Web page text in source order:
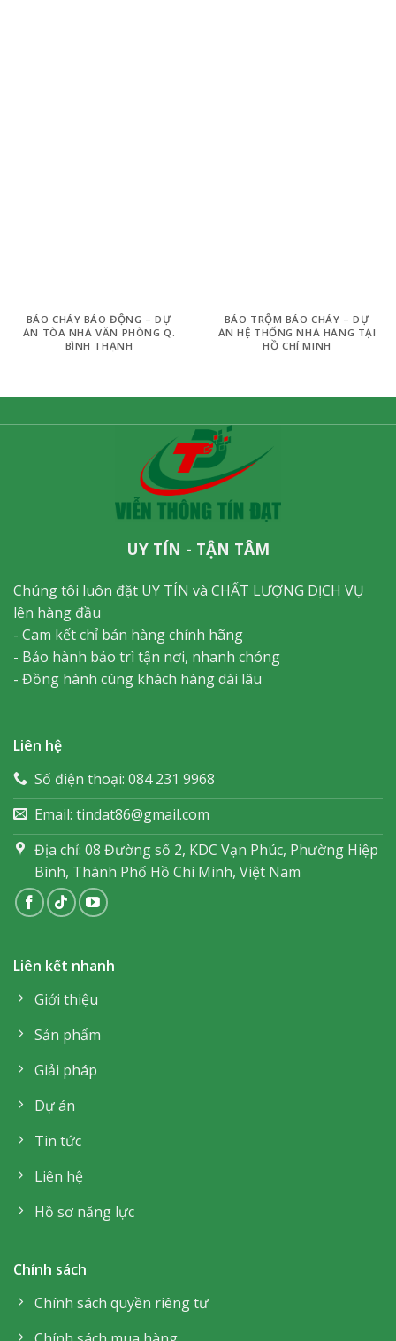
BÁO CHÁY BÁO ĐỘNG – DỰ
ÁN TÒA NHÀ VĂN PHÒNG Q.
BÌNH THẠNH
BÁO TRỘM BÁO CHÁY – DỰ
ÁN HỆ THỐNG NHÀ HÀNG TẠI
HỒ CHÍ MINH
UY TÍN - TẬN TÂM
Chúng tôi luôn đặt UY TÍN và CHẤT LƯỢNG DỊCH VỤ
lên hàng đầu
- Cam kết chỉ bán hàng chính hãng
- Bảo hành bảo trì tận nơi, nhanh chóng
- Đồng hành cùng khách hàng dài lâu
Liên hệ
Số điện thoại: 084 231 9968
Email: tindat86@gmail.com
Địa chỉ: 08 Đường số 2, KDC Vạn Phúc, Phường Hiệp
Bình, Thành Phố Hồ Chí Minh, Việt Nam
Liên kết nhanh
Giới thiệu
Sản phẩm
Giải pháp
Dự án
Tin tức
Liên hệ
Hồ sơ năng lực
Chính sách
Chính sách quyền riêng tư